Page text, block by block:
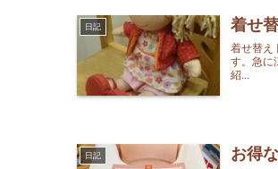
日記 着せ
着せ替え
す。急に
紹...
日記 お得